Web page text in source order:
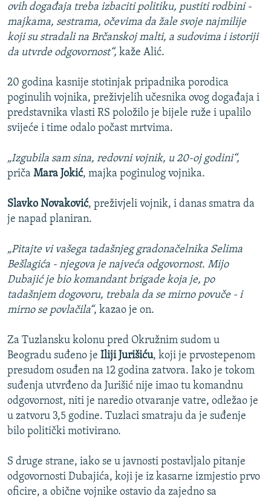
ovih događaja treba izbaciti politiku, pustiti rodbini -
majkama, sestrama, očevima da žale svoje najmilije
koji su stradali na Brčanskoj malti, a sudovima i istoriji
da utvrde odgovornost“, kaže Alić.
20 godina kasnije stotinjak pripadnika porodica
poginulih vojnika, preživjelih učesnika ovog događaja i
predstavnika vlasti RS položilo je bijele ruže i upalilo
svijeće i time odalo počast mrtvima.
„Izgubila sam sina, redovni vojnik, u 20-oj godini“,
priča Mara Jokić, majka poginulog vojnika.
Slavko Novaković, preživjeli vojnik, i danas smatra da
je napad planiran.
„Pitajte vi vašega tadašnjeg gradonačelnika Selima
Bešlagića - njegova je najveća odgovornost. Mijo
Dubajić je bio komandant brigade koja je, po
tadašnjem dogovoru, trebala da se mirno povuče - i
mirno se povlačila“, kazao je on.
Za Tuzlansku kolonu pred Okružnim sudom u
Beogradu suđeno je Iliji Jurišiću, koji je prvostepenom
presudom osuđen na 12 godina zatvora. Iako je tokom
suđenja utvrđeno da Jurišić nije imao tu komandnu
odgovornost, niti je naredio otvaranje vatre, odležao je
u zatvoru 3,5 godine. Tuzlaci smatraju da je suđenje
bilo politički motivirano.
S druge strane, iako se u javnosti postavljalo pitanje
odgovornosti Dubajića, koji je iz kasarne izmjestio prvo
oficire, a obične vojnike ostavio da zajedno sa